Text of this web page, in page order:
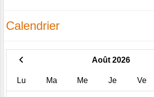
Calendrier
Août 2026
Lu Ma Me Je Ve